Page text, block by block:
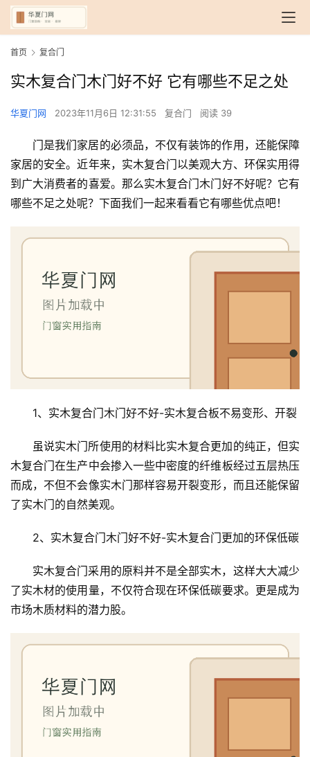
首页 复合门
实木复合门木门好不好 它有哪些不足之处
华夏门网 2023年11月6日 12:31:55 复合门 阅读 39
门是我们家居的必须品，不仅有装饰的作用，还能保障
家居的安全。近年来，实木复合门以美观大方、环保实用得
到广大消费者的喜爱。那么实木复合门木门好不好呢？它有
哪些不足之处呢？下面我们一起来看看它有哪些优点吧！
1、实木复合门木门好不好-实木复合板不易变形、开裂
虽说实木门所使用的材料比实木复合更加的纯正，但实
木复合门在生产中会掺入一些中密度的纤维板经过五层热压
而成，不但不会像实木门那样容易开裂变形，而且还能保留
了实木门的自然美观。
2、实木复合门木门好不好-实木复合门更加的环保低碳
实木复合门采用的原料并不是全部实木，这样大大减少
了实木材的使用量，不仅符合现在环保低碳要求。更是成为
市场木质材料的潜力股。